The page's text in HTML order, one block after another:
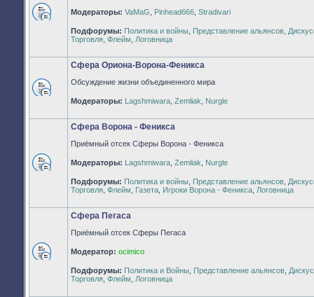
непрочитанных
сообщений
Модераторы: VaMaG Pinhead666 Stradivari
Подфорумы: Политика и войны Представление альянсов
Торговля Флейм Логовница
Нет
непрочитанных
Сфера Ориона-Ворона-Феникса
Обсуждение жизни объединенного мира
Модераторы: Lagshmiwara Zemliak Nurgle
непрочитанных
сообщений
Сфера Ворона - Феникса
Приёмный отсек Сферы Ворона - Феникса
Модераторы: Lagshmiwara Zemliak Nurgle
Подфорумы: Политика и войны Представление альянсов
Торговля Флейм Газета Игроки Ворона - Феникса Логовница
непрочитанных
сообщений
Сфера Пегаса
Приёмный отсек Сферы Пегаса
Модератор: ocimico
Подфорумы: Политика и Войны Представление альянсов
Торговля Флейм Логовница